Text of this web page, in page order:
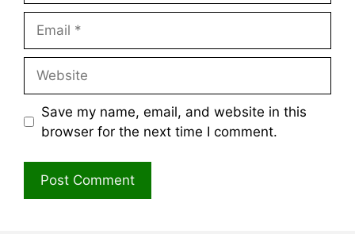
Save my name, email, and website in this
browser for the next time I comment.